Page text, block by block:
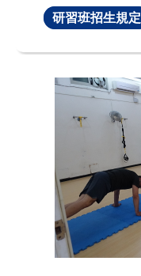
研習班招生規定